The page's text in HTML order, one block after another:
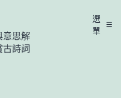
意思解
詩詞
選
單